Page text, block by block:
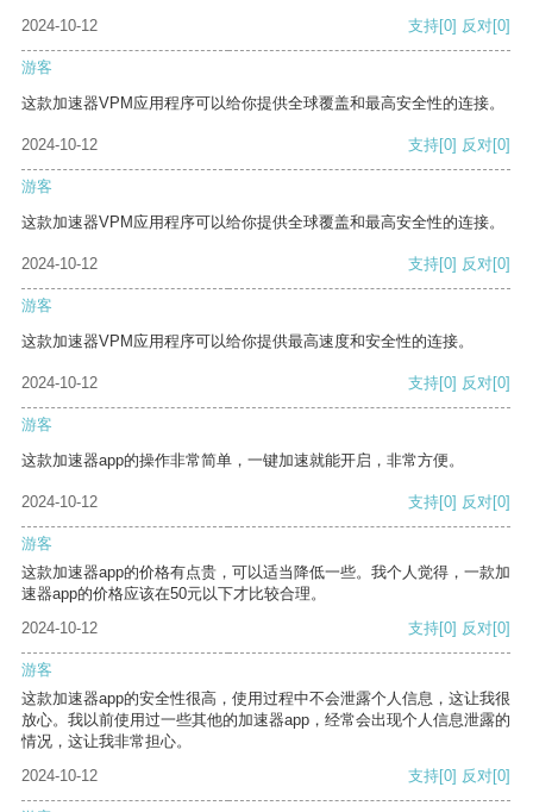
2024-10-12 支持[0] 反对[0]
游客
这款加速器VPM应用程序可以给你提供全球覆盖和最高安全性的连接。
2024-10-12 支持[0] 反对[0]
游客
这款加速器VPM应用程序可以给你提供全球覆盖和最高安全性的连接。
2024-10-12 支持[0] 反对[0]
游客
这款加速器VPM应用程序可以给你提供最高速度和安全性的连接。
2024-10-12 支持[0] 反对[0]
游客
这款加速器app的操作非常简单，一键加速就能开启，非常方便。
2024-10-12 支持[0] 反对[0]
游客
这款加速器app的价格有点贵，可以适当降低一些。我个人觉得，一款加
速器app的价格应该在50元以下才比较合理。
2024-10-12
支持[0] 反对[0]
游客
这款加速器app的安全性很高，使用过程中不会泄露个人信息，这让我很
放心。我以前使用过一些其他的加速器app，经常会出现个人信息泄露的
情况，这让我非常担心。
2024-10-12
支持[0] 反对[0]